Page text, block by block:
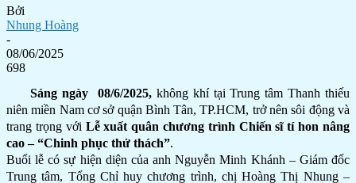
Bởi
Nhung Hoàng
-
08/06/2025
698
Sáng ngày 08/6/2025,không khí tại Trung tâm Thanh thiếu
niên miền Nam cơ sở quận Bình Tân, TP.HCM, trở nên sôi động và
trang trọng với Lễ xuất quân chương trình Chiến sĩ tí hon nâng
cao – “Chinh phục thử thách”.
Buổi lễ có sự hiện diện của anh Nguyễn Minh Khánh – Giám đốc
Trung tâm, Tổng Chỉ huy chương trình, chị Hoàng Thị Nhung –